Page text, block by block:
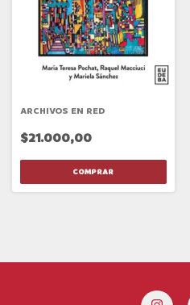
ARCHIVOS EN RED
$21.000,00